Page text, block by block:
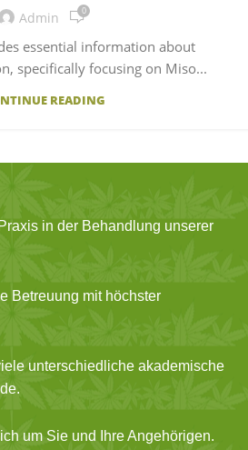
Admin 0
essential information about
specifically focusing on Miso...
READING
in der Behandlung unserer
Betreuung mit höchster
unterschiedliche akademische
um Sie und Ihre Angehörigen.